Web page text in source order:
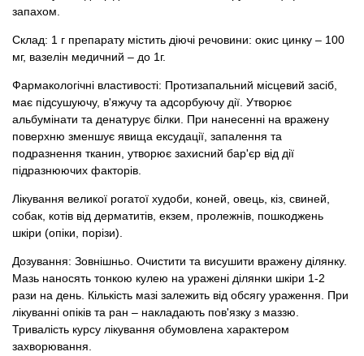
запахом.
Склад: 1 г препарату містить діючі речовини: окис цинку – 100
мг, вазелін медичний – до 1г.
Фармакологічні властивості: Протизапальний місцевий засіб,
має підсушуючу, в'яжучу та адсорбуючу дії. Утворює
альбумінати та денатурує білки. При нанесенні на вражену
поверхню зменшує явища ексудації, запалення та
подразнення тканин, утворює захисний бар'єр від дії
підразнюючих факторів.
Лікування великої рогатої худоби, коней, овець, кіз, свиней,
собак, котів від дерматитів, екзем, пролежнів, пошкоджень
шкіри (опіки, порізи).
Дозування: Зовнішньо. Очистити та висушити вражену ділянку.
Мазь наносять тонкою кулею на уражені ділянки шкіри 1-2
рази на день. Кількість мазі залежить від обсягу ураження. При
лікуванні опіків та ран – накладають пов'язку з маззю.
Тривалість курсу лікування обумовлена ​​характером
захворювання.
Товари для гризунів
Товари для коней
Товари для людей
Хозряд - господарчі товари оптом
Популярні зоотоварі
Архів / Знято з виробництва